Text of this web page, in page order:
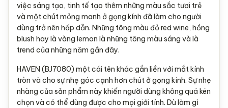
việc sáng tạo, tinh tế tạo thêm những màu sắc tươi trẻ
và một chút mỏng manh ở gọng kính đã làm cho người
dùng trở nên hấp dẫn. Những tông màu đỏ red wine, hồng
blush hay là vàng lemon là những tông màu sáng và là
trend của những năm gần đây.
HAVEN (BJ7080) một cái tên khác gắn liền với mắt kính
tròn và cho sự nhẹ góc cạnh hơn chút ở gọng kính. Sự nhẹ
nhàng của sản phẩm này khiến người dùng không quá kén
chọn và có thể dùng được cho mọi giới tính. Dù làm gì